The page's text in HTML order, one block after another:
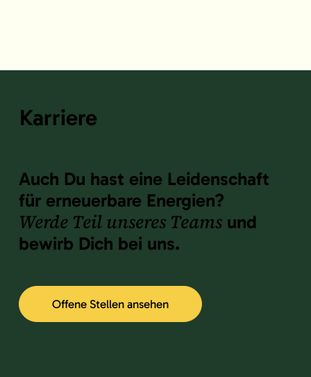
Karriere
Auch Du hast eine Leidenschaft
für erneuerbare Energien?
Werde Teil unseres Teams und
bewirb Dich bei uns.
Offene Stellen ansehen